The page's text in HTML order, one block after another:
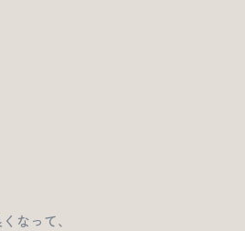
なって、